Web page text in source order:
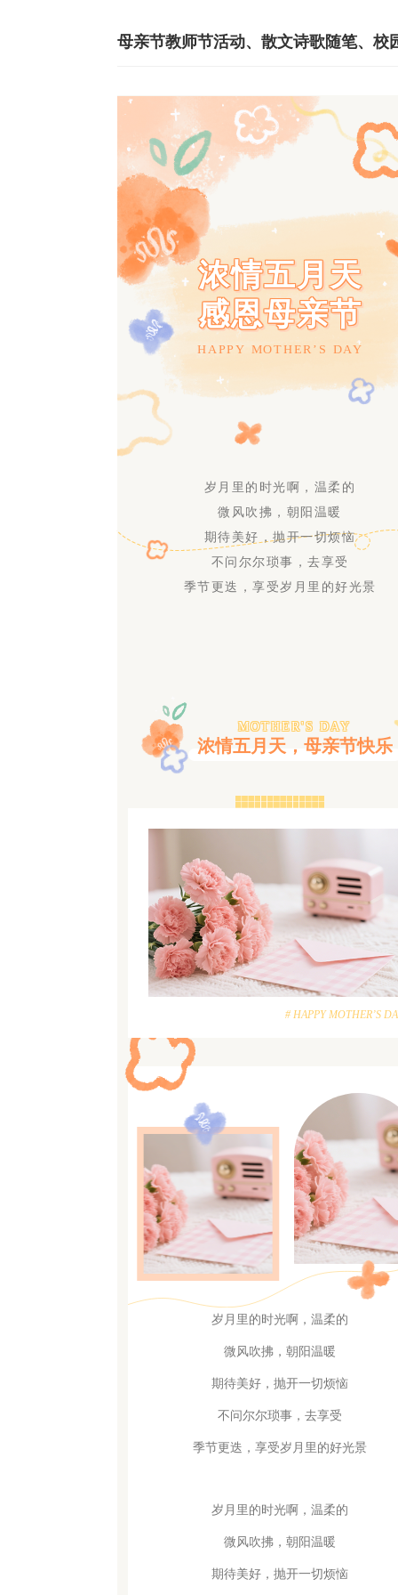
浓情五月天
感恩母亲节
HAPPY MOTHER’S DAY
岁月里的时光啊，温柔的
微风吹拂，朝阳温暖
期待美好，抛开一切烦恼
不问尔尔琐事，去享受
季节更迭，享受岁月里的好光景
MOTHER'S DAY
浓情五月天，母亲节快乐
# HAPPY MOTHER’S
岁月里的时光啊，温柔的
微风吹拂，朝阳温暖
期待美好，抛开一切烦恼
不问尔尔琐事，去享受
季节更迭，享受岁月里的好光景
岁月里的时光啊，温柔的
微风吹拂，朝阳温暖
期待美好，抛开一切烦恼